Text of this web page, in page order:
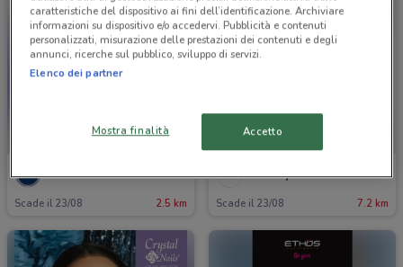
Pilato
Scade il 23/08 2.5 km
Beauty Si
Scade il 23/08 7.2 km
caratteristiche del dispositivo ai fini dell’identificazione. Archiviare
informazioni su dispositivo e/o accedervi. Pubblicità e contenuti
personalizzati, misurazione delle prestazioni dei contenuti e degli
annunci, ricerche sul pubblico, sviluppo di servizi.
Elenco dei partner
Mostra finalità Accetto